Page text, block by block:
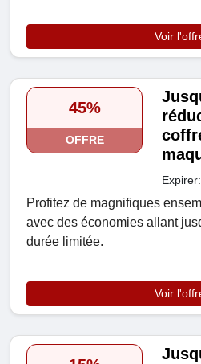
Voir
45%
OFFRE
Profitez de magnifiques
avec des économies allant
durée limitée.
Voir